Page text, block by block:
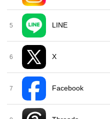
5 LINE
6 X
7 Facebook